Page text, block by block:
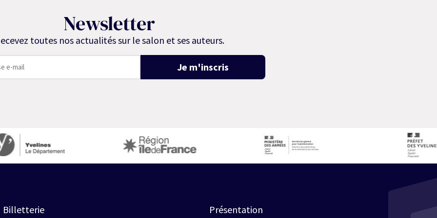
Newsletter
toutes nos actualités sur le salon et ses auteurs.
Je m'inscris
Billetterie
Présentation